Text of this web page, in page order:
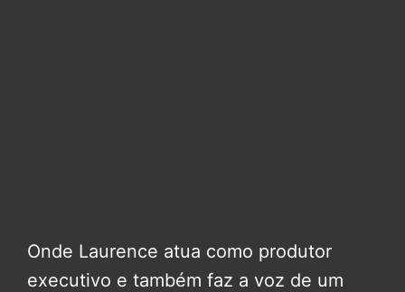
Onde Laurence atua como produtor
executivo e também faz a voz de um